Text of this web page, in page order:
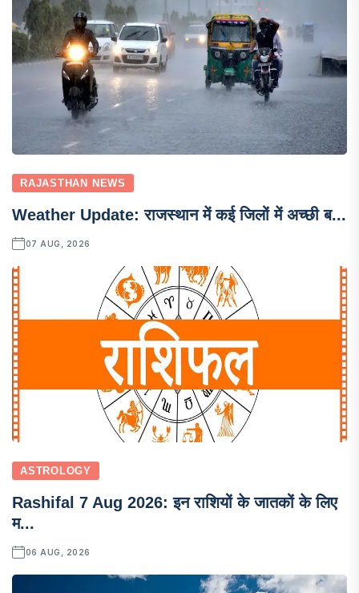
RAJASTHAN NEWS
Weather Update: राजस्थान में कई जिलों में अच्छी ब...
07 AUG, 2026
ASTROLOGY
Rashifal 7 Aug 2026: इन राशियों के जातकों के लिए
म...
06 AUG, 2026